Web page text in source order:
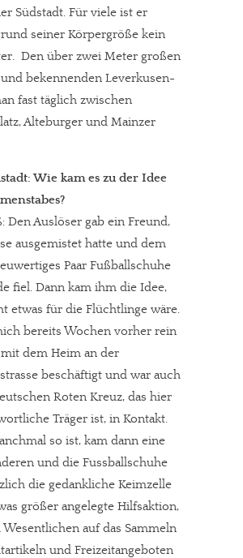
Südstadt. Für viele ist er
seiner Körpergröße kein
Den über zwei Meter großen
bekennenden Leverkusen-
fast täglich zwischen
Alteburger und Mainzer
Wie kam es zu der Idee
Den Auslöser gab ein Freund,
ausgemistet hatte und dem
Paar Fußballschuhe
fiel. Dann kam ihm die Idee,
etwas für die Flüchtlinge wäre.
bereits Wochen vorher rein
dem Heim an der
beschäftigt und war auch
Roten Kreuz, das hier
Träger ist, in Kontakt.
so ist, kam dann eine
und die Fussballschuhe
die gedankliche Keimzelle
größer angelegte Hilfsaktion,
auf das Sammeln
und Freizeitangeboten